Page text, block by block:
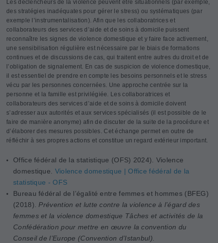
Les déclencheurs de la violence peuvent être situationnels (par exemple,
des stratégies inadéquates pour gérer le stress) ou systématiques (par
exemple l’instrumentalisation). Afin que les collaboratrices et
collaborateurs des services d’aide et de soins à domicile puissent
reconnaître les signes de violence domestique et y faire face activement,
une sensibilisation régulière est nécessaire par le biais de formations
continues et de discussions de cas, qui traitent entre autres du droit et de
l’obligation de signalement. En cas de suspicion de violence domestique,
il est essentiel de prendre en compte les besoins personnels et le stress
vécu par les personnes concernées. Une approche centrée sur la
personne et la famille est privilégiée. Les collaboratrices et
collaborateurs des services d’aide et de soins à domicile doivent
s’adresser aux autorités et aux services spécialisés (il est possible de le
faire de manière anonyme) afin de discuter de la suite de la procédure et
d’élaborer des mesures possibles. Cet échange permet en outre de
réfléchir à ses propres actions et constitue un regard extérieur important.
Office fédéral de la statistique (OFS) 2024). Violence
domestique. Violence domestique | Office fédéral de la
statistique - OFS
Bureau fédéral de l’égalité entre femmes et hommes (BFEG)
(2018).Prévention et lutte contre la violence à l’égard des
femmes et la violence domestique Tâches et activités de la
Confédération pour mettre en œuvre la convention du
Conseil de l’Europe (Convention d’Istanbul).